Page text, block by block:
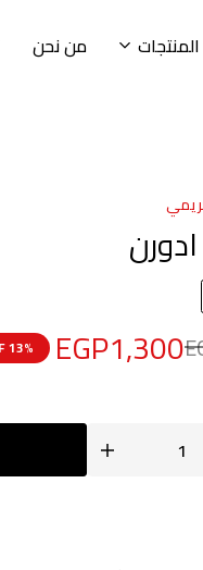
من نحن
EGP1,300
13% OFF